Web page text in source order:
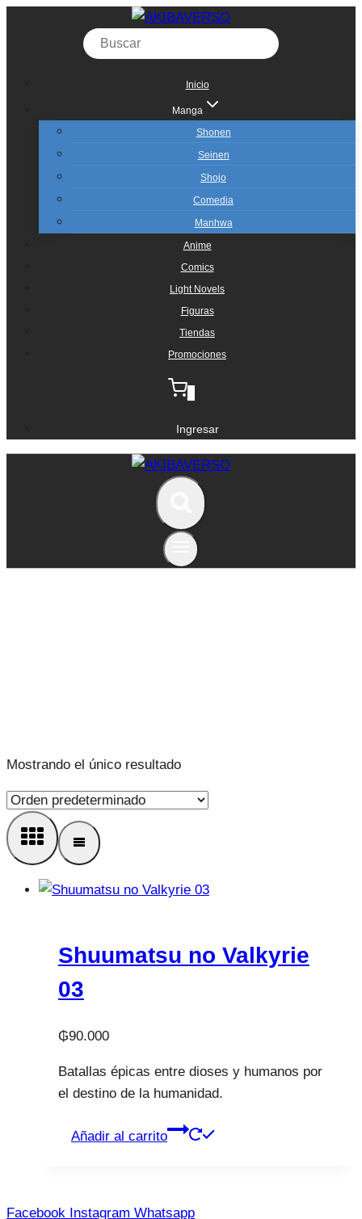
Inicio
Manga
Shonen
Seinen
Shojo
Comedia
Manhwa
Anime
Comics
Light Novels
Figuras
Tiendas
Promociones
Ingresar
Mostrando el único resultado
Shuumatsu no Valkyrie
03
₲90.000
Batallas épicas entre dioses y humanos por
el destino de la humanidad.
Añadir al carrito
Facebook Instagram Whatsapp